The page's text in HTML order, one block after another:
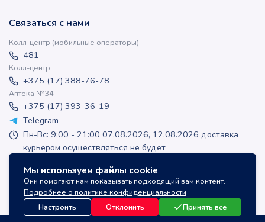
Мы используем файлы cookie
Они помогают нам показывать подходящий вам контент.
Подробнее о политике конфиденциальности
Настроить
Отклонить Принять все
Связаться с нами
Колл-центр (мобильные операторы)
481
Колл-центр
+375 (17) 388-76-78
Аптека №34
+375 (17) 393-36-19
Telegram
Пн-Вс: 9:00 - 21:00 07.08.2026, 12.08.2026 доставка
курьером осуществляться не будет
inlek_apteka
inlek_apteka